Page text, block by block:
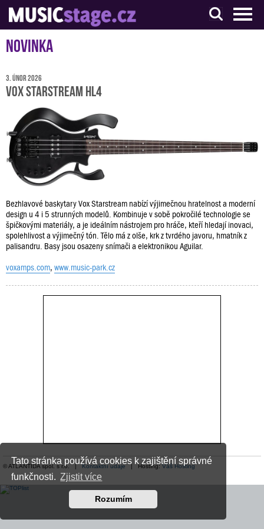
Tato stránka používá cookies k zajištění správné
funkčnosti. Zjistit více
Rozumím
S muzikanty pro muzikanty
Novinka
3. únor 2026
Vox Starstream HL4
Bezhlavové baskytary Vox Starstream nabízí výjimečnou hratelnost a moderní
design u 4 i 5 strunných modelů. Kombinuje v sobě pokročilé technologie se
špičkovými materiály, a je ideálním nástrojem pro hráče, kteří hledají inovaci,
spolehlivost a výjimečný tón. Tělo má z olše, krk z tvrdého javoru, hmatník z
palisandru. Basy jsou osazeny snímači a elektronikou Aguilar.
voxamps.com, www.music-park.cz
© ATLANTIDA spol. s r.o. |Kontaktní údaje| Hosting:Váš Hosting